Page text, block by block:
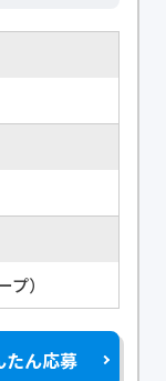
）
たん応募